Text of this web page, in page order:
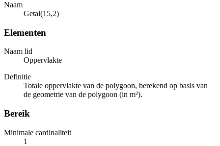
Naam
Getal(15,2)
Elementen
Naam lid
Oppervlakte
Definitie
Totale oppervlakte van de polygoon, berekend op basis van
de geometrie van de polygoon (in m²).
Bereik
Minimale cardinaliteit
1